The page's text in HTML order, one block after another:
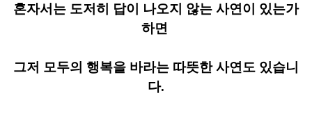
​혼자서는 도저히 답이 나오지 않는 사연이 있는가
하면
그저 모두의 행복을 바라는 따뜻한 사연도 있습니
다.